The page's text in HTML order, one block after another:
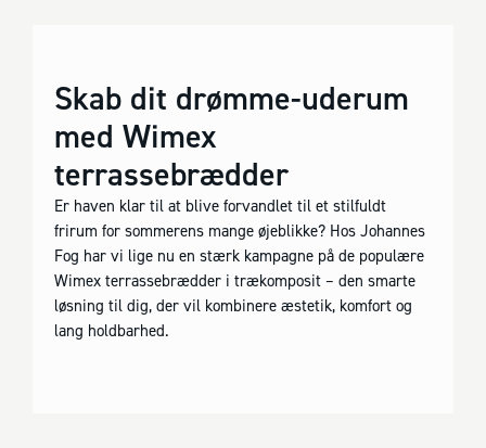
Skab dit drømme-uderum
med Wimex
terrassebrædder
Er haven klar til at blive forvandlet til et stilfuldt
frirum for sommerens mange øjeblikke? Hos Johannes
Fog har vi lige nu en stærk kampagne på de populære
Wimex terrassebrædder i trækomposit – den smarte
løsning til dig, der vil kombinere æstetik, komfort og
lang holdbarhed.